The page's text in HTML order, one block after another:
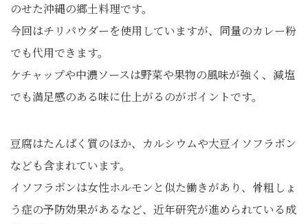
のせた沖縄の郷土料理です。
今回はチリパウダーを使用していますが、同量のカレー粉
でも代用できます。
ケチャップや中濃ソースは野菜や果物の風味が強く、減塩
でも満足感のある味に仕上がるのがポイントです。
豆腐はたんぱく質のほか、カルシウムや大豆イソフラボン
なども含まれています。
イソフラボンは女性ホルモンと似た働きがあり、骨粗しょ
う症の予防効果があるなど、近年研究が進められている成